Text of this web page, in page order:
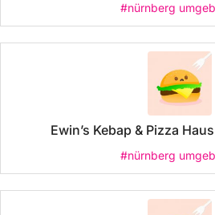
#nürnberg
Ewin’s Kebap & Pizza
#nürnberg